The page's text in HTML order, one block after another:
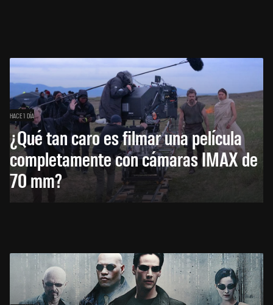
HACE 1 DÍA
¿Qué tan caro es filmar una película
completamente con cámaras IMAX de
70 mm?